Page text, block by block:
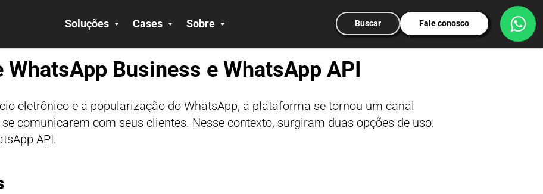
Soluções Cases Sobre Buscar Fale conosco
Business e WhatsApp API
eletrônico e a popularização do WhatsApp, a plataforma se tornou um canal
comunicarem com seus clientes. Nesse contexto, surgiram duas opções de uso:
API.